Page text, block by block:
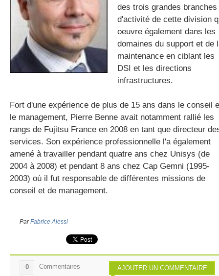
des trois grandes branches
d'activité de cette division
oeuvre également dans les
domaines du support et de
maintenance en ciblant les
DSI et les directions
infrastructures.
Fort d'une expérience de plus de 15 ans dans le conseil
le management, Pierre Benne avait notamment rallié les
rangs de Fujitsu France en 2008 en tant que directeur
services. Son expérience professionnelle l'a également
amené à travailler pendant quatre ans chez Unisys (de
2004 à 2008) et pendant 8 ans chez Cap Gemni (1995-
2003) où il fut responsable de différentes missions de
conseil et de management.
ParFabrice Alessi
AJOUTER UN COMMENTAIRE
0 Commentaires